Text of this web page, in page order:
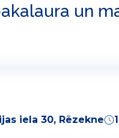
un
iela 30, Rēzekne